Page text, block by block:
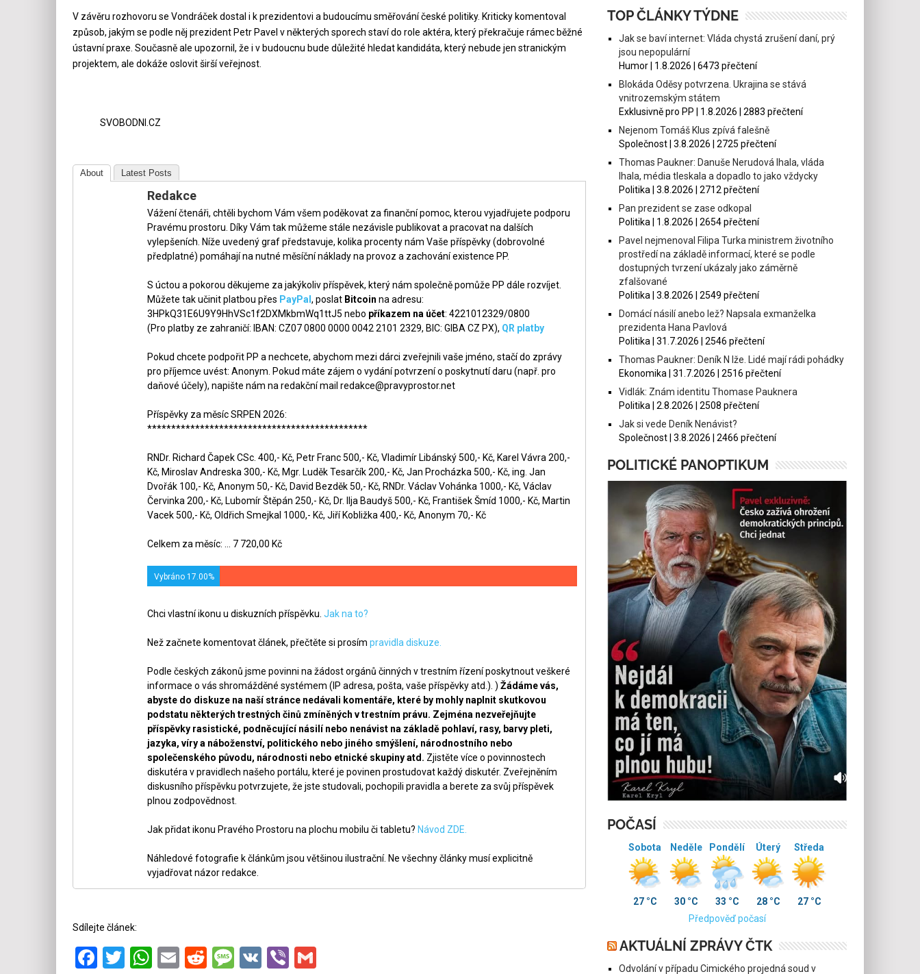
V závěru rozhovoru se Vondráček dostal i k prezidentovi a budoucímu směřování české politiky. Kriticky komentoval
způsob, jakým se podle něj prezident Petr Pavel v některých sporech staví do role aktéra, který překračuje rámec běžné
ústavní praxe. Současně ale upozornil, že i v budoucnu bude důležité hledat kandidáta, který nebude jen stranickým
projektem, ale dokáže oslovit širší veřejnost.
SVOBODNI.CZ
About Latest Posts
Redakce
Vážení čtenáři, chtěli bychom Vám všem poděkovat za finanční pomoc, kterou vyjadřujete podporu
Pravému prostoru. Díky Vám tak můžeme stále nezávisle publikovat a pracovat na dalších
vylepšeních. Níže uvedený graf představuje, kolika procenty nám Vaše příspěvky (dobrovolné
předplatné) pomáhají na nutné měsíční náklady na provoz a zachování existence PP.
S úctou a pokorou děkujeme za jakýkoliv příspěvek, který nám společně pomůže PP dále rozvíjet.
Můžete tak učinit platbou přes PayPal , poslat Bitcoin na adresu:
3HPkQ31E6U9Y9HhVSc1f2DXMkbmWq1ttJ5 nebo příkazem na účet: 4221012329/0800
(Pro platby ze zahraničí: IBAN: CZ07 0800 0000 0042 2101 2329, BIC: GIBA CZ PX), QR platby
Pokud chcete podpořit PP a nechcete, abychom mezi dárci zveřejnili vaše jméno, stačí do zprávy
pro příjemce uvést: Anonym. Pokud máte zájem o vydání potvrzení o poskytnutí daru (např. pro
daňové účely), napište nám na redakční mail redakce@pravyprostor.net
Příspěvky za měsíc SRPEN 2026:
**********************************************
RNDr. Richard Čapek CSc. 400,- Kč, Petr Franc 500,- Kč, Vladimír Libánský 500,- Kč, Karel Vávra 200,-
Kč, Miroslav Andreska 300,- Kč, Mgr. Luděk Tesarčík 200,- Kč, Jan Procházka 500,- Kč, ing. Jan
Dvořák 100,- Kč, Anonym 50,- Kč, David Bezděk 50,- Kč, RNDr. Václav Vohánka 1000,- Kč, Václav
Červinka 200,- Kč, Lubomír Štěpán 250,- Kč, Dr. Ilja Baudyš 500,- Kč, František Šmíd 1000,- Kč, Martin
Vacek 500,- Kč, Oldřich Smejkal 1000,- Kč, Jiří Kobližka 400,- Kč, Anonym 70,- Kč
Celkem za měsíc: ... 7 720,00 Kč
Vybráno 17.00%
Chci vlastní ikonu u diskuzních příspěvku. Jak na to?
Než začnete komentovat článek, přečtěte si prosím pravidla diskuze.
Podle českých zákonů jsme povinni na žádost orgánů činných v trestním řízení poskytnout veškeré
informace o vás shromážděné systémem (IP adresa, pošta, vaše příspěvky atd.). ) Žádáme vás,
abyste do diskuze na naší stránce nedávali komentáře, které by mohly naplnit skutkovou
podstatu některých trestných činů zmíněných v trestním právu. Zejména nezveřejňujte
příspěvky rasistické, podněcující násilí nebo nenávist na základě pohlaví, rasy, barvy pleti,
jazyka, víry a náboženství, politického nebo jiného smýšlení, národnostního nebo
společenského původu, národnosti nebo etnické skupiny atd. Zjistěte více o povinnostech
diskutéra v pravidlech našeho portálu, které je povinen prostudovat každý diskutér. Zveřejněním
diskusního příspěvku potvrzujete, že jste studovali, pochopili pravidla a berete za svůj příspěvek
plnou zodpovědnost.
Jak přidat ikonu Pravého Prostoru na plochu mobilu či tabletu? Návod ZDE.
Náhledové fotografie k článkům jsou většinou ilustrační. Ne všechny články musí explicitně
vyjadřovat názor redakce.
Sdílejte článek:
Facebook
Twitter
WhatsApp
EmailRedditMessage
VKViberGmail
TOP ČLÁNKY TÝDNE
Jak se baví internet: Vláda chystá zrušení daní, prý
jsou nepopulární
Humor | 1.8.2026 | 6473 přečtení
Blokáda Oděsy potvrzena. Ukrajina se stává
vnitrozemským státem
Exklusivně pro PP | 1.8.2026 | 2883 přečtení
Nejenom Tomáš Klus zpívá falešně
Společnost | 3.8.2026 | 2725 přečtení
Thomas Paukner: Danuše Nerudová lhala, vláda
lhala, média tleskala a dopadlo to jako vždycky
Politika | 3.8.2026 | 2712 přečtení
Pan prezident se zase odkopal
Politika | 1.8.2026 | 2654 přečtení
Pavel nejmenoval Filipa Turka ministrem životního
prostředí na základě informací, které se podle
dostupných tvrzení ukázaly jako záměrně
zfalšované
Politika | 3.8.2026 | 2549 přečtení
Domácí násilí anebo lež? Napsala exmanželka
prezidenta Hana Pavlová
Politika | 31.7.2026 | 2546 přečtení
Thomas Paukner: Deník N lže. Lidé mají rádi pohádky
Ekonomika | 31.7.2026 | 2516 přečtení
Vidlák: Znám identitu Thomase Pauknera
Politika | 2.8.2026 | 2508 přečtení
Jak si vede Deník Nenávist?
Společnost | 3.8.2026 | 2466 přečtení
POLITICKÉ PANOPTIKUM
POČASÍ
Sobota
27 °C
Neděle
30 °C
Pondělí
33 °C
Úterý
28 °C
Středa
27 °C
Předpověď počasí
AKTUÁLNÍ ZPRÁVY ČTK
Odvolání v případu Cimického projedná soud v